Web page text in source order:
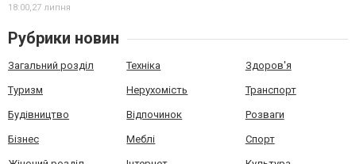
18:00,27 липня
Рубрики новин
Загальний розділ Техніка Здоров'я
Туризм Нерухомість Транспорт
Будівництво Відпочинок Розваги
Бізнес Меблі Спорт